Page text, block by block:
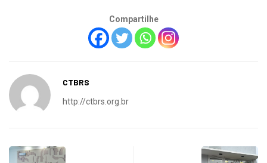
Compartilhe
CTBRS
http://ctbrs.org.br